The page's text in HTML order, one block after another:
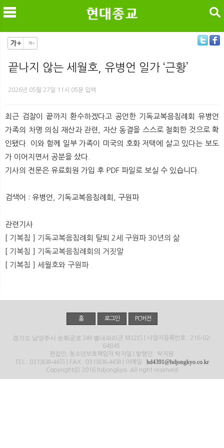
검색
끝나지 않는 세월호, 유병언 일가 ‘근황’
2026년 05월 27일 11시 05분 입력
최근 검찰이 끝까지 환수하겠다고 공언한 기독교복음침례회 유병언
가족의 차명 의심 재산과 관련, 자산 동결을 스스로 철회한 것으로 확
인됐다. 이와 함께 일부 가족이 미국의 호화 저택에 살고 있다는 보도
가 이어지면서 공분을 샀다.
기사의 전문은 유료회원 가입 후 PDF 파일로 보실 수 있습니다.
검색어 : 유병언, 기독교복음침례회, 구원파
관련기사
[ 기복침 ] 기독교복음침례회 탈퇴 2세 구원파 30년의 삶
[ 기복침 ] 기독교복음침례회의 거짓말
[ 기복침 ] 세월호와 구원파
홈 로그인 PC버전
경기도 남양주시 순화궁로 249 별내파라곤 M1215 | 사업자등록번호 : 216-02-
64845
편집인, 청소년보호책임자:탁지일 | 발행인 : 탁지원
TEL : 031)830-4455 | FAX : 031)830-4458 | 이메일 : hd4391@hdjongkyo.co.kr
Copyrightⓒ 2016 hdjongkyo. All right reserved